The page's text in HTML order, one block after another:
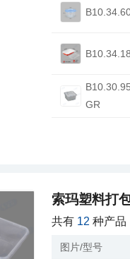
GR
索玛塑料打
共有 12 种产品
图片/型号